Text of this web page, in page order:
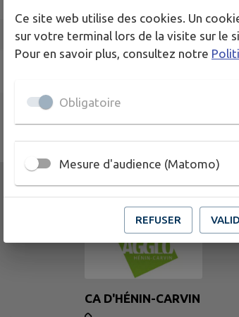
CA D'HÉNIN-CARVIN
Ce site web utilise des cookies. Un
sur votre terminal lors de la visite sur le
Pour en savoir plus, consultez notre
Obligatoire
Mesure d'audience (Matomo)
REFUSER